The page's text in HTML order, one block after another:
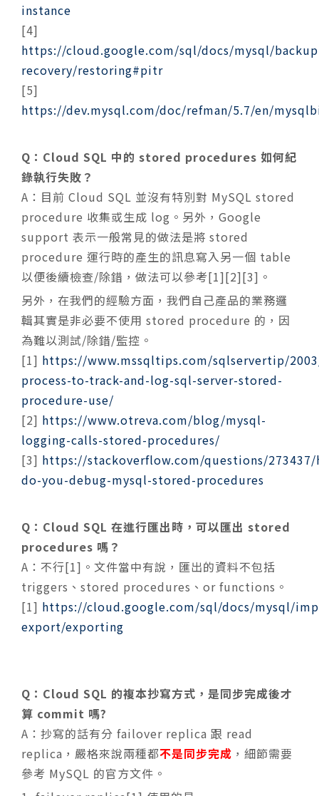
instance
[4]
https://cloud.google.com/sql/docs/mysql/
recovery/restoring#pitr
[5]
https://dev.mysql.com/doc/refman/5.7/en/
Q：Cloud SQL 中的 stored procedures 如何紀
錄執行失敗？
A： 目前 Cloud SQL 並沒有特別對 MySQL stored
procedure 收集或生成 log。另外，Google
support 表示一般常見的做法是將 stored
procedure 運行時的產生的訊息寫入另一個 table
以便後續檢查/除錯，做法可以參考[1][2][3]。
另外，在我們的經驗方面，我們自己產品的業務邏
輯其實是非必要不使用 stored procedure 的，因
為難以測試/除錯/監控。
[1] https://www.mssqltips.com/sqlservertip/
process-to-track-and-log-sql-server-stored-
procedure-use/
[2] https://www.otreva.com/blog/mysql-
logging-calls-stored-procedures/
[3] https://stackoverflow.com/questions/
do-you-debug-mysql-stored-procedures
Q：Cloud SQL 在進行匯出時，可以匯出 stored
procedures 嗎？
A：不行[1]。文件當中有說，匯出的資料不包括
triggers、stored procedures、or functions。
[1] https://cloud.google.com/sql/docs/mysql/
export/exporting
Q：Cloud SQL 的複本抄寫方式，是同步完成後才
算 commit 嗎?
A： 抄寫的話有分 failover replica 跟 read
replica，嚴格來說兩種都不是同步完成 ，細節需要
參考 MySQL 的官方文件。